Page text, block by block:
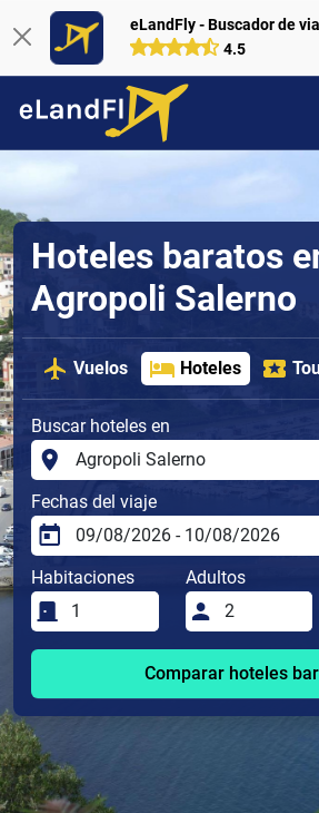
eLandFly - Buscador de
4.5
Hoteles baratos
Agropoli Salerno
Vuelos Hoteles
Buscar hoteles en
Fechas del viaje
Habitaciones Adultos
Comparar hoteles